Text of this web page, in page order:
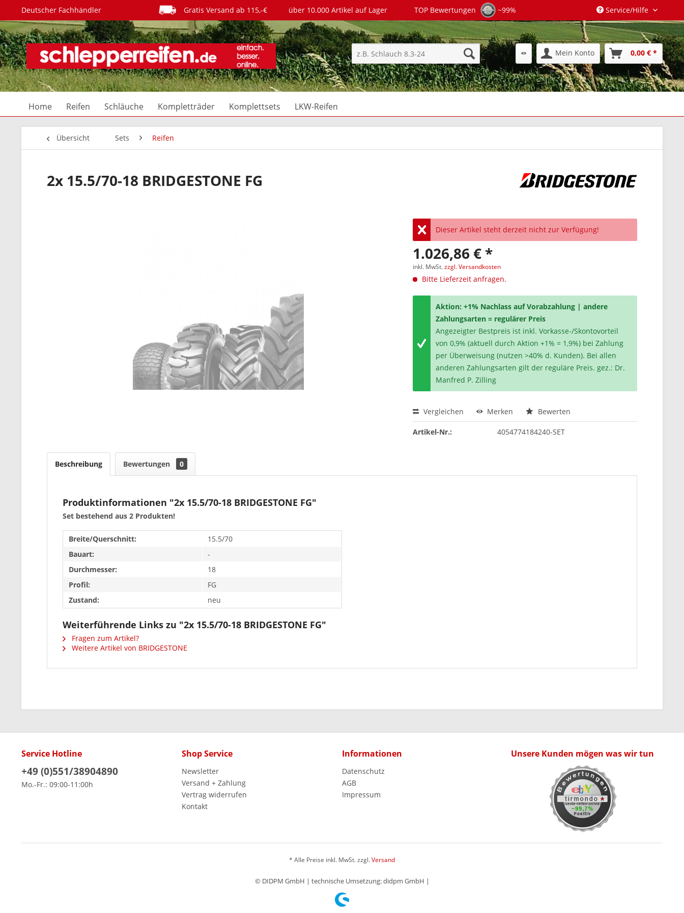
Deutscher Fachhändler Gratis Versand ab 115,-€ über 10.000 Artikel auf Lager TOP Bewertungen ~99% Service/Hilfe
Mein Konto 0,00 € *
Home Reifen Schläuche Kompletträder Komplettsets LKW-Reifen
Übersicht Sets Reifen
2x 15.5/70-18 BRIDGESTONE FG
Dieser Artikel steht derzeit nicht zur Verfügung!
1.026,86 € *
inkl. MwSt.zzgl. Versandkosten
Bitte Lieferzeit anfragen.
Aktion: +1% Nachlass auf Vorabzahlung | andere
Zahlungsarten = regulärer Preis
Angezeigter Bestpreis ist inkl. Vorkasse-/Skontovorteil
von 0,9% (aktuell durch Aktion +1% = 1,9%) bei Zahlung
per Überweisung (nutzen >40% d. Kunden). Bei allen
anderen Zahlungsarten gilt der reguläre Preis. gez.: Dr.
Manfred P. Zilling
Vergleichen Merken Bewerten
Artikel-Nr.: 4054774184240-SET
Beschreibung Bewertungen 0
Produktinformationen "2x 15.5/70-18 BRIDGESTONE FG"
Set bestehend aus 2 Produkten!
Breite/Querschnitt:
15.5/70
Bauart:
-
Durchmesser:
18
Profil:
FG
Zustand:
neu
Weiterführende Links zu "2x 15.5/70-18 BRIDGESTONE FG"
Fragen zum Artikel?
Weitere Artikel von BRIDGESTONE
Service Hotline
+49 (0)551/38904890
Mo.-Fr.: 09:00-11:00h
Shop Service
Newsletter
Versand + Zahlung
Vertrag widerrufen
Kontakt
Informationen
Datenschutz
AGB
Impressum
Unsere Kunden mögen was wir tun
* Alle Preise inkl. MwSt. zzgl.Versand
© DIDPM GmbH | technische Umsetzung: didpm GmbH |